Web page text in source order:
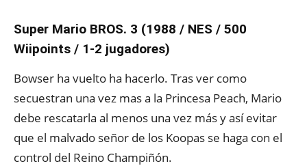
Super Mario BROS. 3 (1988 / NES / 500
Wiipoints / 1-2 jugadores)
Bowser ha vuelto ha hacerlo. Tras ver como
secuestran una vez mas a la Princesa Peach, Mario
debe rescatarla al menos una vez más y así evitar
que el malvado señor de los Koopas se haga con el
control del Reino Champiñón.